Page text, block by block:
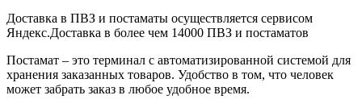
Доставка в ПВЗ и постаматы осуществляется сервисом
Яндекс.Доставка в более чем 14000 ПВЗ и постаматов
Постамат – это терминал с автоматизированной системой для
хранения заказанных товаров. Удобство в том, что человек
может забрать заказ в любое удобное время.